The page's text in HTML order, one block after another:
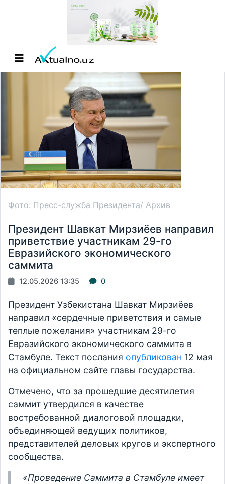
Фото: Пресс-служба Президента/ Архив
Президент Шавкат Мирзиёев направил
приветствие участникам 29-го
Евразийского экономического
саммита
12.05.2026 13:35 0
Президент Узбекистана Шавкат Мирзиёев
направил «сердечные приветствия и самые
теплые пожелания» участникам 29-го
Евразийского экономического саммита в
Стамбуле. Текст послания опубликован 12 мая
на официальном сайте главы государства.
Отмечено, что за прошедшие десятилетия
саммит утвердился в качестве
востребованной диалоговой площадки,
объединяющей ведущих политиков,
представителей деловых кругов и экспертного
сообщества.
«Проведение Саммита в Стамбуле имеет